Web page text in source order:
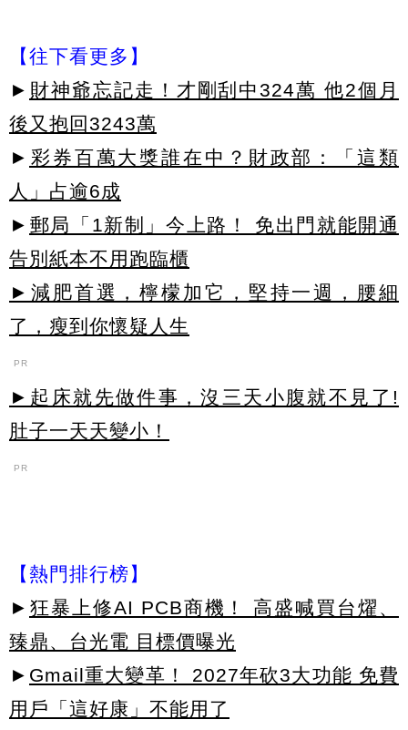
【往下看更多】
► 財神爺忘記走！才剛刮中324萬 他2個月
後又抱回3243萬
► 彩券百萬大獎誰在中？財政部：「這類
人」占逾6成
► 郵局「1新制」今上路！ 免出門就能開通
告別紙本不用跑臨櫃
►減肥首選，檸檬加它，堅持一週，腰細
了，瘦到你懷疑人生
PR
►起床就先做件事，沒三天小腹就不見了!
肚子一天天變小！
PR
【熱門排行榜】
► 狂暴上修AI PCB商機！ 高盛喊買台燿、
臻鼎、台光電 目標價曝光
► Gmail重大變革！ 2027年砍3大功能 免費
用戶「這好康」不能用了